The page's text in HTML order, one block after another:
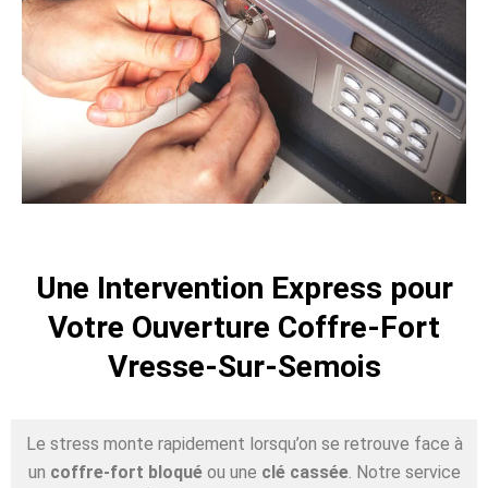
Une Intervention Express pour
Votre Ouverture Coffre-Fort
Vresse-Sur-Semois
Le stress monte rapidement lorsqu’on se retrouve face à
un coffre-fort bloquéou une clé cassée. Notre service